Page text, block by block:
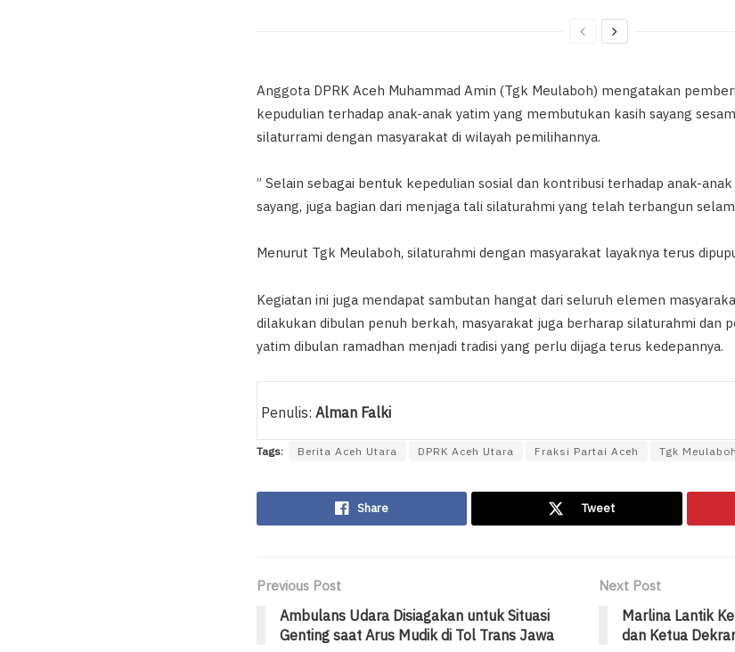
Anggota DPRK Aceh Muhammad Amin (Tgk Meulaboh) mengatakan
kepudulian terhadap anak-anak yatim yang membutukan kasih sayang
silaturrami dengan masyarakat di wilayah pemilihannya.
” Selain sebagai bentuk kepedulian sosial dan kontribusi terhadap anak-
sayang, juga bagian dari menjaga tali silaturahmi yang telah terbangun
Menurut Tgk Meulaboh, silaturahmi dengan masyarakat layaknya terus
Kegiatan ini juga mendapat sambutan hangat dari seluruh elemen
dilakukan dibulan penuh berkah, masyarakat juga berharap silaturahmi dan
yatim dibulan ramadhan menjadi tradisi yang perlu dijaga terus kedepannya.
Penulis: Alman Falki
Tags: Berita Aceh Utara DPRK Aceh Utara Fraksi Partai Aceh Tgk Meulaboh
Share Tweet
Previous Post
Ambulans Udara Disiagakan untuk Situasi
Genting saat Arus Mudik di Tol Trans Jawa
Next Post
Marlina Lantik
dan Ketua